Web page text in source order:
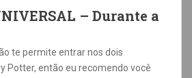
– Durante a
te permite entrar nos dois
Potter, então eu recomendo você